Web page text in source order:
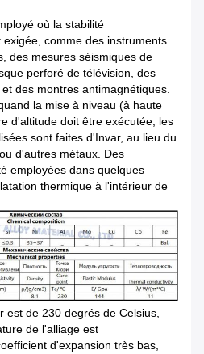
où la stabilité
comme des instruments
des mesures séismiques de
perforé de télévision, des
des montres antimagnétiques.
la mise à niveau (à haute
d'altitude doit être exécutée, les
sont faites d'Invar, au lieu du
d'autres métaux. Des
employées dans quelques
thermique à l'intérieur de
est de 230 degrés de Celsius,
de l'alliage est
d'expansion très bas,